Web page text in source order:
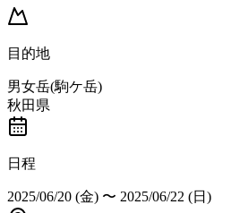
目的地
男女岳(駒ケ岳)
秋田県
日程
2025/06/20 (金) 〜 2025/06/22 (日)